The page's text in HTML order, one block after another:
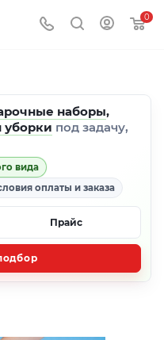
0
наборы,
уборки под задачу,
вида
оплаты и заказа
Прайс